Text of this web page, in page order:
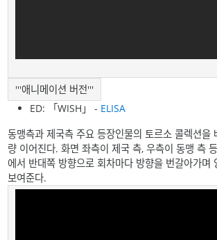
'''애니메이션 버전'''
ED: 「WISH」 - ELISA
동맹측과 제국측 주요 등장인물의 토르소 콜렉션을
량 이어진다. 화면 좌측이 제국 측, 우측이 동맹 측
에서 반대쪽 방향으로 회차마다 방향을 번갈아가며
보여준다.